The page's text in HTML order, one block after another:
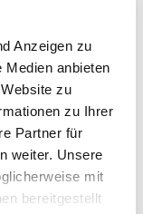
Anzeigen zu
Medien anbieten
zu
zu Ihrer
Partner für
weiter. Unsere
mit
bereitgestellt
wir das
iOS-App